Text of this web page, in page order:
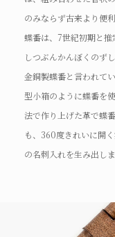
のみならず古来より便
蝶番は、7世紀初期と
しつぶんかんぼくのず
金銅製蝶番と言われて
型小箱のように蝶番を
法で作り上げた革で蝶
も、360度きれいに開
の名刺入れを生み出しま